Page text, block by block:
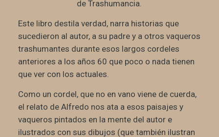
Este libro destila verdad, narra historias que
sucedieron al autor, a su padre y a otros vaqueros
trashumantes durante esos largos cordeles
anteriores a los años 60 que poco o nada tienen
que ver con los actuales.
Como un cordel, que no en vano viene de cuerda,
el relato de Alfredo nos ata a esos paisajes y
vaqueros pintados en la mente del autor e
ilustrados con sus dibujos (que también ilustran